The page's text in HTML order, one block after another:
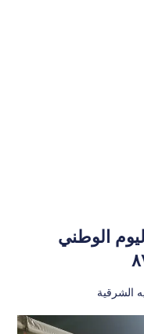
الوطني
الشرقية